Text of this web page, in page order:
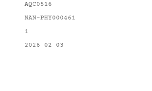
AQC0516
NAN-PHY000461
1
2026-02-03